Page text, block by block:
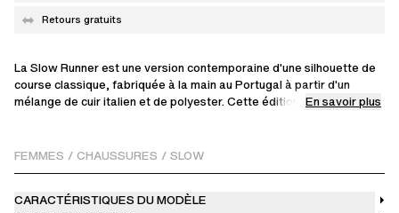
Retours gratuits
La Slow Runner est une version contemporaine d'une silhouette de
course classique, fabriquée à la main au Portugal à partir d'un
mélange de cuir italien et de polyester. Cette édition présente des
mesure et présente un marquage embossé sur la languette.
chaussure, avec une paire de rechange gris foncé dans la boîte.
En savoir plus
FEMMES / CHAUSSURES / SLOW
CARACTÉRISTIQUES DU MODÈLE